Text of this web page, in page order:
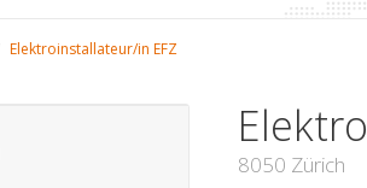
Elektroinstallateur/in EFZ
8050 Zürich